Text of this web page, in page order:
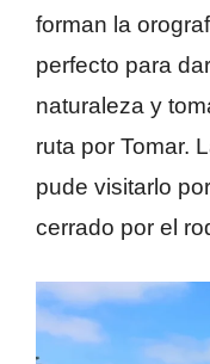
forman la
perfecto para
naturaleza y
ruta por Tomar.
pude visitarlo
cerrado por el